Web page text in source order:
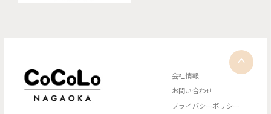
会社情報
お問い合わせ
プライバシーポリシー